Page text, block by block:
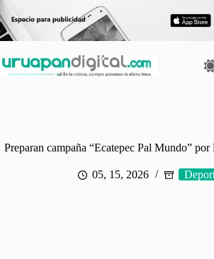
al
contenido
Preparan campaña “Ecatepec Pal Mundo”
05, 15, 2026